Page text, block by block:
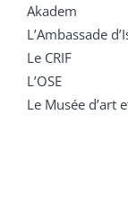
Akadem
L’Ambassade
Le CRIF
L’OSE
Le Musée d’art